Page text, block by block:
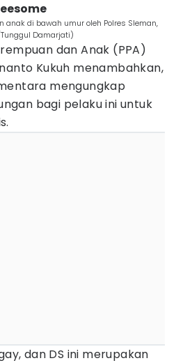
anak di bawah umur oleh Polres Sleman,
Damarjati)
dan Anak (PPA)
Kukuh menambahkan,
mengungkap
bagi pelaku ini untuk
dan DS ini merupakan